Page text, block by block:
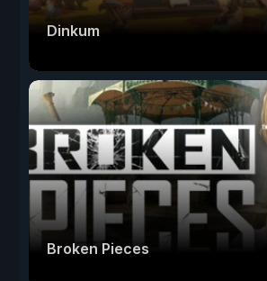
Dinkum
Broken Pieces